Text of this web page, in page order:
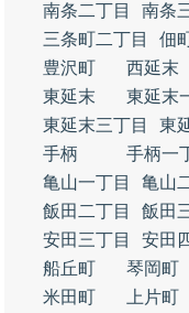
南条二丁目
南条
三条町二丁目
佃
豊沢町
西延末
東延末
東延末
東延末三丁目
東
手柄
手柄一
亀山一丁目
亀山
飯田二丁目
飯田
安田三丁目
安田
船丘町
琴岡町
米田町
上片町